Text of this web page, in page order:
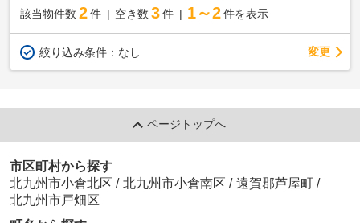
該当物件数 2件 空き数 3 件 1～2 件を表示
絞り込み条件： なし 変更
ページトップへ
市区町村から探す
北九州市小倉北区 / 北九州市小倉南区 / 遠賀郡芦屋町
/
北九州市戸畑区